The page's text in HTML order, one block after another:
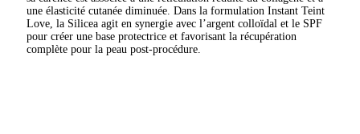
une élasticité cutanée diminuée. Dans la formulation Instant Teint
Love, la Silicea agit en synergie avec l’argent colloïdal et le SPF
pour créer une base protectrice et favorisant la récupération
complète pour la peau post-procédure.